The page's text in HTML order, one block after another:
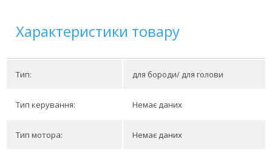
Характеристики товару
Тип: для бороди/ для голови
Тип керування: Немає даних
Тип мотора: Немає даних